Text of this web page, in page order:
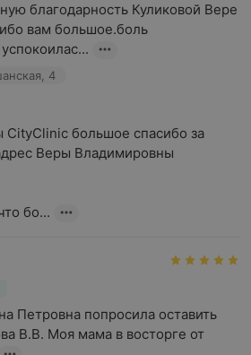
благодарность Куликовой Вере
вам большое.боль
4
большое спасибо за
Веры Владимировны
бо...
Петровна попросила оставить
В.В. Моя мама в восторге от